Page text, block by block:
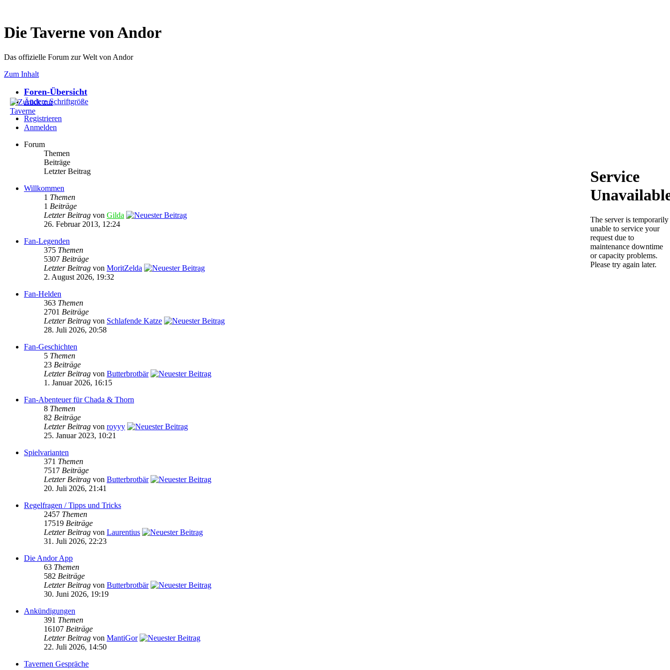
Die Taverne von Andor
Das offizielle Forum zur Welt von Andor
Zum Inhalt
Foren-Übersicht
Ändere Schriftgröße
Registrieren
Anmelden
Forum
Themen
Beiträge
Letzter Beitrag
Willkommen
1 Themen
1 Beiträge
Letzter Beitrag von Gilda
26. Februar 2013, 12:24
Fan-Legenden
375 Themen
5307 Beiträge
Letzter Beitrag von MoritZelda
2. August 2026, 19:32
Fan-Helden
363 Themen
2701 Beiträge
Letzter Beitrag von Schlafende Katze
28. Juli 2026, 20:58
Fan-Geschichten
5 Themen
23 Beiträge
Letzter Beitrag von Butterbrotbär
1. Januar 2026, 16:15
Fan-Abenteuer für Chada & Thorn
8 Themen
82 Beiträge
Letzter Beitrag von royyy
25. Januar 2023, 10:21
Spielvarianten
371 Themen
7517 Beiträge
Letzter Beitrag von Butterbrotbär
20. Juli 2026, 21:41
Regelfragen / Tipps und Tricks
2457 Themen
17519 Beiträge
Letzter Beitrag von Laurentius
31. Juli 2026, 22:23
Die Andor App
63 Themen
582 Beiträge
Letzter Beitrag von Butterbrotbär
30. Juni 2026, 19:19
Ankündigungen
391 Themen
16107 Beiträge
Letzter Beitrag von MantiGor
22. Juli 2026, 14:50
Tavernen Gespräche